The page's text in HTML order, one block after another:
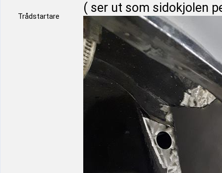
Trådstartare
( ser ut som sidokjolen